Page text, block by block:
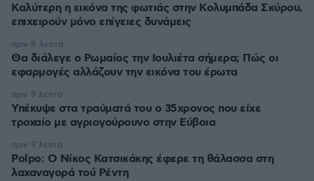
Καλύτερη η εικόνα της φωτιάς στην Κολυμπάδα Σκύρου,
επιχειρούν μόνο επίγειες δυνάμεις
Θα διάλεγε ο Ρωμαίος την Ιουλιέτα σήμερα; Πώς οι
εφαρμογές αλλάζουν την εικόνα του έρωτα
πριν 8 λεπτά
Υπέκυψε στα τραύματά του ο 35χρονος που είχε
τροχαίο με αγριογούρουνο στην Εύβοια
πριν 9 λεπτά
Polpo: O Νίκος Κατσικάκης έφερε τη θάλασσα στη
λαχαναγορά τού Ρέντη
πριν 9 λεπτά